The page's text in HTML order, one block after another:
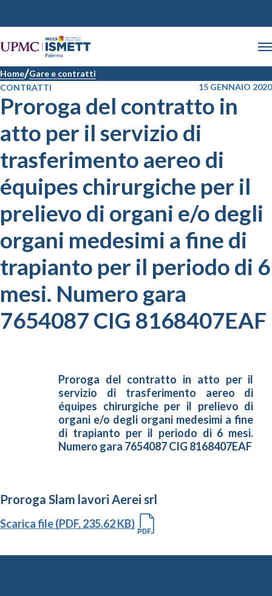
Home Gare e contratti
CONTRATTI
15 GENNAIO 2020
Proroga del contratto in
atto per il servizio di
trasferimento aereo di
équipes chirurgiche per il
prelievo di organi e/o degli
organi medesimi a fine di
trapianto per il periodo di 6
mesi. Numero gara
7654087 CIG 8168407EAF
Proroga del contratto in atto per il
servizio di trasferimento aereo di
équipes chirurgiche per il prelievo di
organi e/o degli organi medesimi a fine
di trapianto per il periodo di 6 mesi.
Numero gara 7654087 CIG8168407EAF
Proroga Slam lavori Aerei srl
Scarica file (PDF, 235.62 KB)